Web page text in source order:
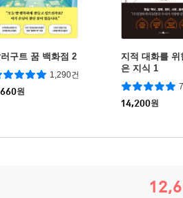
구트 꿈 백화점 2
1,290건
원
지적 대화를 위
은 지식 1
14,200원